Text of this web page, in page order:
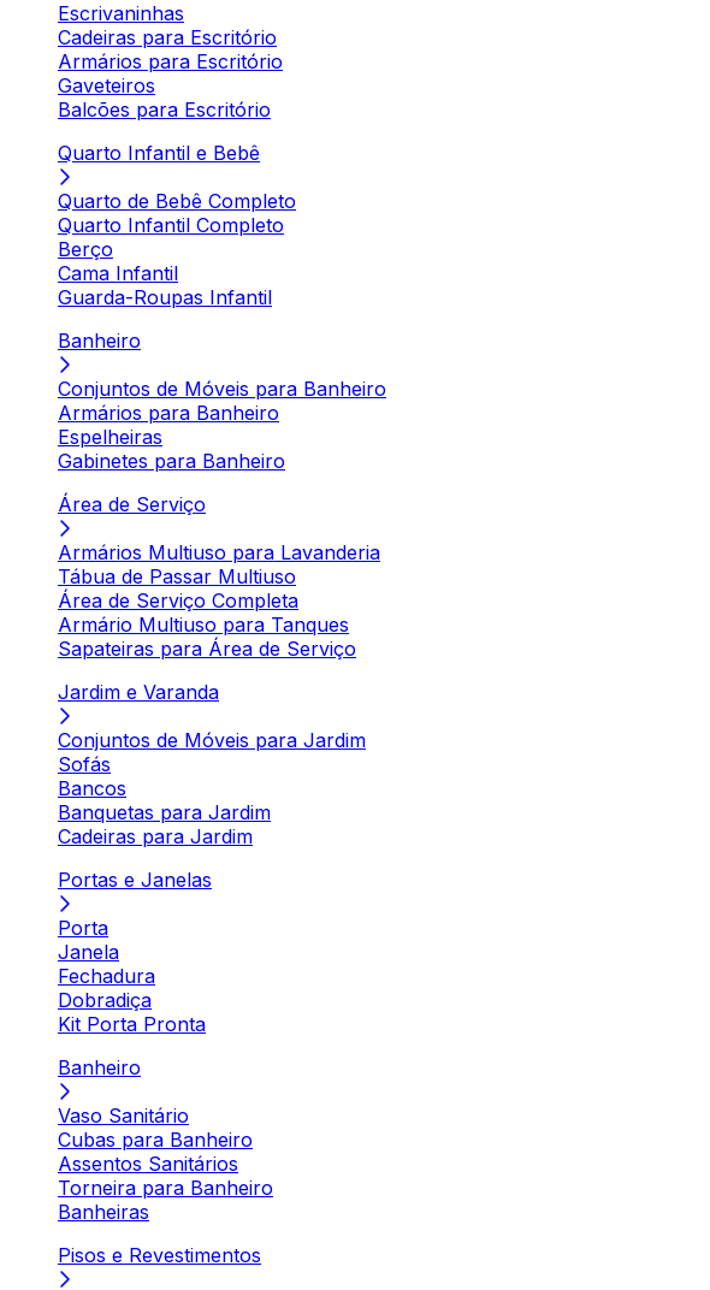
Escrivaninhas
Cadeiras para Escritório
Armários para Escritório
Gaveteiros
Balcões para Escritório
Quarto Infantil e Bebê
Quarto de Bebê Completo
Quarto Infantil Completo
Berço
Cama Infantil
Guarda-Roupas Infantil
Banheiro
Conjuntos de Móveis para Banheiro
Armários para Banheiro
Espelheiras
Gabinetes para Banheiro
Área de Serviço
Armários Multiuso para Lavanderia
Tábua de Passar Multiuso
Área de Serviço Completa
Armário Multiuso para Tanques
Sapateiras para Área de Serviço
Jardim e Varanda
Conjuntos de Móveis para Jardim
Sofás
Bancos
Banquetas para Jardim
Cadeiras para Jardim
Portas e Janelas
Porta
Janela
Fechadura
Dobradiça
Kit Porta Pronta
Banheiro
Vaso Sanitário
Cubas para Banheiro
Assentos Sanitários
Torneira para Banheiro
Banheiras
Pisos e Revestimentos